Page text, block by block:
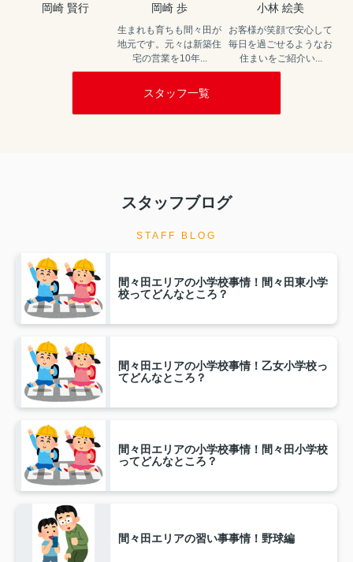
岡崎 賢行 岡崎 歩
生まれも育ちも間々田が
地元です。元々は新築住
宅の営業を10年...
小林 絵美
お客様が笑顔で安心して
毎日を過ごせるようなお
住まいをご紹介い...
スタッフ一覧
スタッフブログ
STAFF BLOG
間々田エリアの小学校事情！間々田東小学
校ってどんなところ？
間々田エリアの小学校事情！乙女小学校っ
てどんなところ？
間々田エリアの小学校事情！間々田小学校
ってどんなところ？
間々田エリアの習い事事情！野球編